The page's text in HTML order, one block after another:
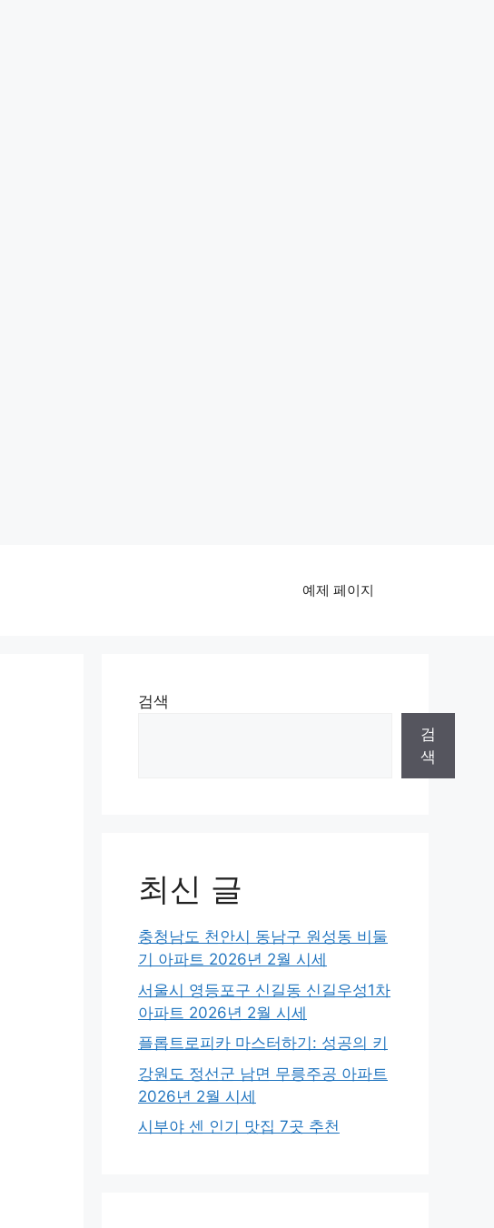
예제 페이지
검색
검
색
최신 글
충청남도 천안시 동남구 원성동 비둘
기 아파트 2026년 2월 시세
서울시 영등포구 신길동 신길우성1차
아파트 2026년 2월 시세
플롭트로피카 마스터하기: 성공의 키
강원도 정선군 남면 무릉주공 아파트
2026년 2월 시세
시부야 센 인기 맛집 7곳 추천